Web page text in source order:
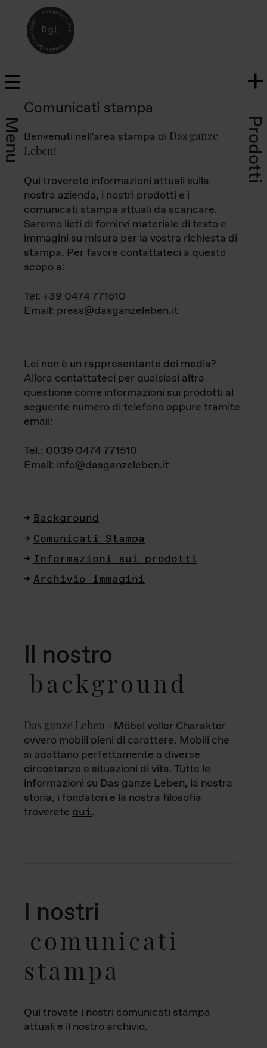
Menu Prodotti
Comunicati stampa
Benvenuti nell'area stampa di Das ganze
Leben!
Qui troverete informazioni attuali sulla
nostra azienda, i nostri prodotti e i
comunicati stampa attuali da scaricare.
Saremo lieti di fornirvi materiale di testo e
immagini su misura per la vostra richiesta di
stampa. Per favore contattateci a questo
scopo a:
Tel: +39 0474 771510
Email: press@dasganzeleben.it
Lei non è un rappresentante dei media?
Allora contattateci per qualsiasi altra
questione come informazioni sui prodotti al
seguente numero di telefono oppure tramite
email:
Tel.: 0039 0474 771510
Email: info@dasganzeleben.it
Background
Comunicati Stampa
Informazioni sui prodotti
Archivio immagini
Il nostro
background
Das ganze Leben - Möbel voller Charakter
ovvero mobili pieni di carattere. Mobili che
si adattano perfettamente a diverse
circostanze e situazioni di vita. Tutte le
informazioni su Das ganze Leben, la nostra
storia, i fondatori e la nostra filosofia
troverete qui.
I nostri
comunicati
stampa
Qui trovate i nostri comunicati stampa
attuali e il nostro archivio.